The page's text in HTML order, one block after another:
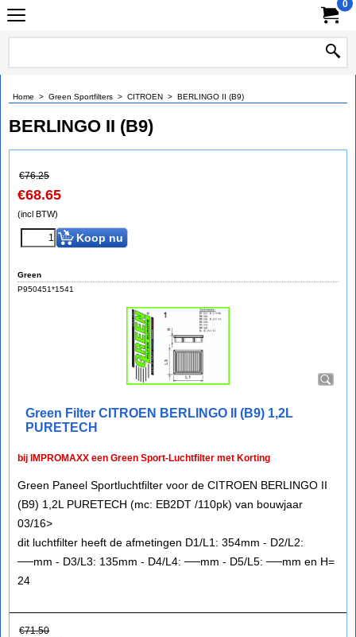
0
Home > Green Sportfilters > CITROEN > BERLINGO II (B9)
BERLINGO II (B9)
€76.25
€68.65
(incl BTW)
Koop nu
Green
P950451*1541
Green Filter CITROEN BERLINGO II (B9) 1,2L
PURETECH
bij IMPROMAXX een Green Sport-Luchtfilter met Korting
Green Paneel Sportluchtfilter voor de CITROEN BERLINGO II
(B9) 1,2L PURETECH (mc: EB2DT /110pk) van bouwjaar
03/16>
dit luchtfilter heeft de afmetingen D1/L1: 354mm - D2/L2:
──mm - D3/L3: 135mm - D4/L4: ──mm - D5/L5: ──mm en H=
24
€71.50